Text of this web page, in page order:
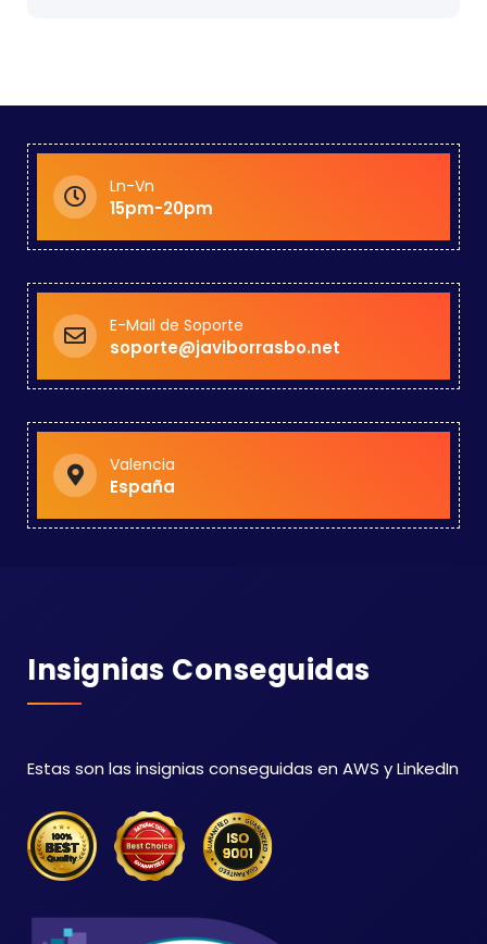
Ln-Vn
15pm-20pm
E-Mail de Soporte
soporte@javiborrasbo.net
Valencia
España
Insignias Conseguidas
Estas son las insignias conseguidas en AWS y LinkedIn